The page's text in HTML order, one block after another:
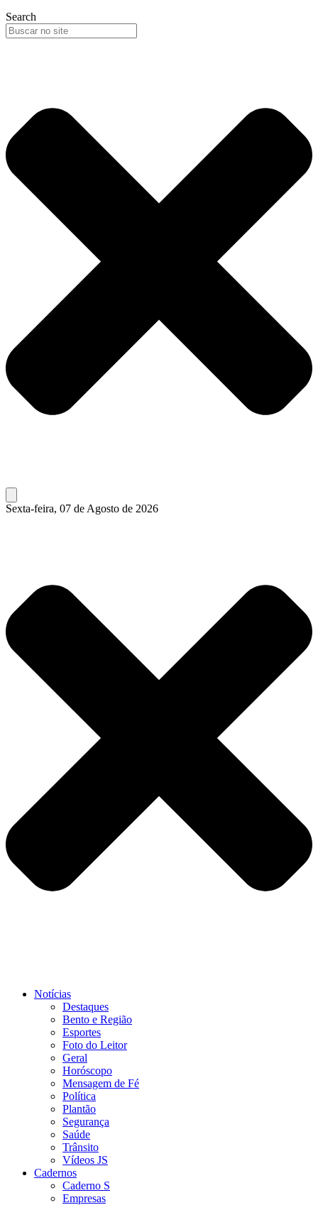
Search
Sexta-feira, 07 de Agosto de 2026
Notícias
Destaques
Bento e Região
Esportes
Foto do Leitor
Geral
Horóscopo
Mensagem de Fé
Política
Plantão
Segurança
Saúde
Trânsito
Vídeos JS
Cadernos
Caderno S
Empresas